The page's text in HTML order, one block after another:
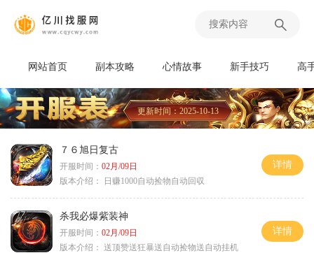
网站首页 副本攻略 心情故事 新手技巧 高
更新时间：2025-10-13
７６旭日复古
开服时间： 02月/09日
版本介绍：
日赚1000自动捡物自动回収
详情
杀我必爆紫装神
开服时间： 02月/09日
版本介绍： 送顶赞送狂暴送自动捡物送自动挂机
详情